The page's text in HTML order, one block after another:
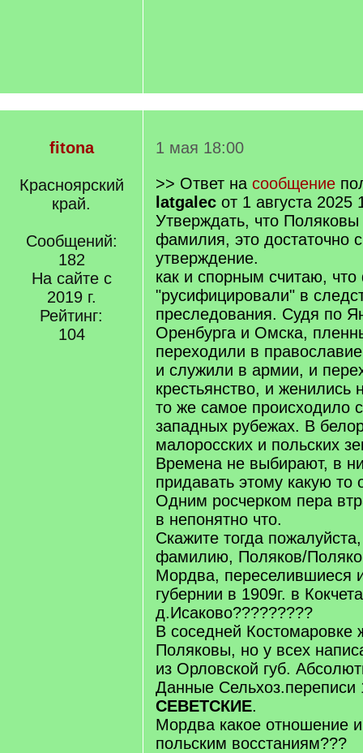
fitona
Красноярский
край.
Сообщений:
182
На сайте с
2019 г.
Рейтинг:
104
1 мая 18:00
>> Ответ на сообщение
latgalec от 1 августа 2025
Утверждать, что Поляковы
фамилия, это достаточно
утверждение.
как и спорным считаю,
"русифицировали" в
преследования. Судя по
Оренбурга и Омска,
переходили в
и служили в армии, и
крестьянство, и женились
то же самое происходило
западных рубежах. В
малоросских и польских
Времена не выбирают, в
придавать этому какую то
Одним росчерком пера
в непонятно что.
Скажите тогда
фамилию, Поляков/
Мордва, переселившиеся
губернии в 1909г. в
д.Исаково?????????
В соседней Костомаровке
Поляковы, но у всех
из Орловской губ.
Данные Сельхоз.переписи
СЕВЕТСКИЕ.
Мордва какое отношение
польским восстаниям???